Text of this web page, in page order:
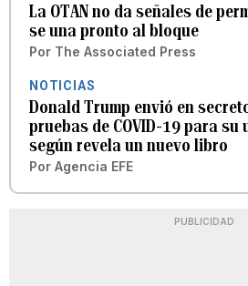
La OTAN no da señales de
se una pronto al bloque
Por The Associated Press
NOTICIAS
Donald Trump envió en
pruebas de COVID-19 para su
según revela un nuevo libro
Por Agencia EFE
PUBLICIDAD